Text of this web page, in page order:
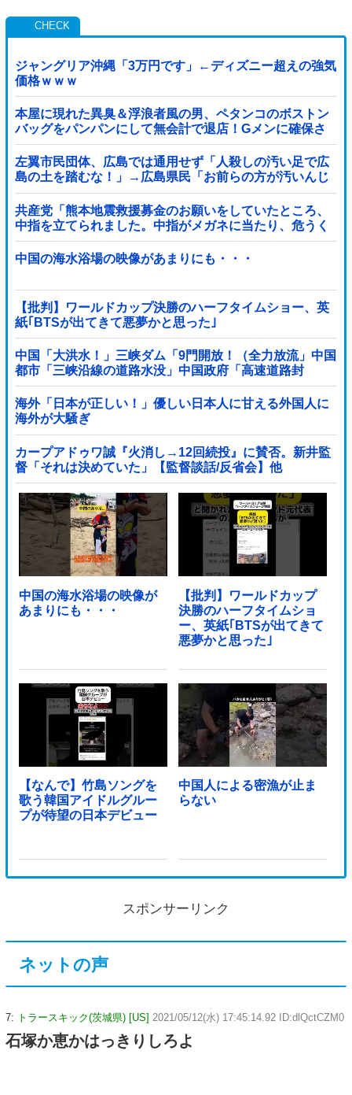
ジャングリア沖縄「3万円です」←ディズニー超えの強気
価格ｗｗｗ
本屋に現れた異臭＆浮浪者風の男、ペタンコのボストン
バッグをパンパンにして無会計で退店！Gメンに確保さ
れ「なんで？」と本気で困惑ｗｗｗ
左翼市民団体、広島では通用せず「人殺しの汚い足で広
島の土を踏むな！」→広島県民「お前らの方が汚いんじ
ゃ！」「ワシらが広島県民じゃ」
共産党「熊本地震救援募金のお願いをしていたところ、
中指を立てられました。中指がメガネに当たり、危うく
怪我をするところでした」
中国の海水浴場の映像があまりにも・・・
【批判】ワールドカップ決勝のハーフタイムショー、英
紙｢BTSが出てきて悪夢かと思った｣
中国「大洪水！」三峡ダム「9門開放！（全力放流」中国
都市「三峡沿線の道路水没」中国政府「高速道路封
鎖！」中国ダム「緊急放流に合わせて開門（土砂崩れ発
生」→
海外「日本が正しい！」優しい日本人に甘える外国人に
海外が大騒ぎ
カープアドゥワ誠『火消し→12回続投』に賛否。新井監
督「それは決めていた」【監督談話/反省会】他
中国の海水浴場の映像が
あまりにも・・・
【批判】ワールドカップ
決勝のハーフタイムショ
ー、英紙｢BTSが出てきて
悪夢かと思った｣
【なんで】竹島ソングを
歌う韓国アイドルグルー
プが待望の日本デビュー
中国人による密漁が止ま
らない
スポンサーリンク
ネットの声
7: トラースキック(茨城県) [US] 2021/05/12(水) 17:45:14.92 ID:dlQctCZM0
石塚か恵かはっきりしろよ